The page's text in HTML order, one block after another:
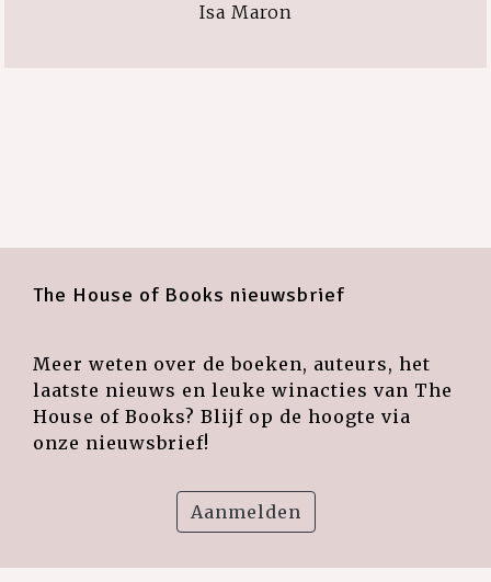
Isa Maron
The House of Books nieuwsbrief
Meer weten over de boeken, auteurs, het
laatste nieuws en leuke winacties van The
House of Books? Blijf op de hoogte via
onze nieuwsbrief!
Aanmelden